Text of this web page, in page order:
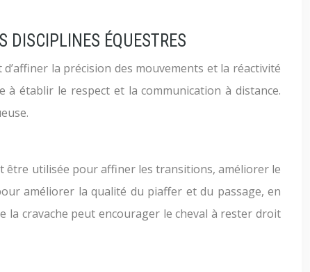
DISCIPLINES ÉQUESTRES
la précision des mouvements et la réactivité
à établir le respect et la communication à distance.
être utilisée pour affiner les transitions, améliorer le
améliorer la qualité du piaffer et du passage, en
la cravache peut encourager le cheval à rester droit